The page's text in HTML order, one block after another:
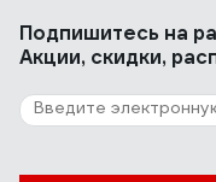
11
Отзыв о KSG
Подпишитесь на
Акции, скидки,